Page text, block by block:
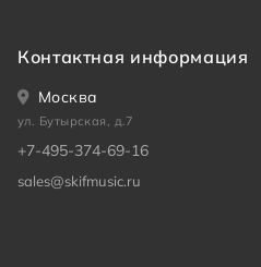
Контактная информация
Москва
ул. Бутырская, д.7
+7-495-374-69-16
sales@skifmusic.ru